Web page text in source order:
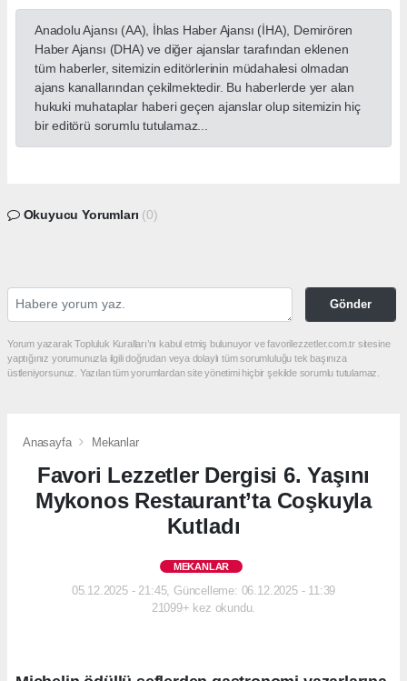
Anadolu Ajansı (AA), İhlas Haber Ajansı (İHA), Demirören
Haber Ajansı (DHA) ve diğer ajanslar tarafından eklenen
tüm haberler, sitemizin editörlerinin müdahalesi olmadan
ajans kanallarından çekilmektedir. Bu haberlerde yer alan
hukuki muhataplar haberi geçen ajanslar olup sitemizin hiç
bir editörü sorumlu tutulamaz...
Okuyucu Yorumları (0)
Gönder
Yorum yazarak Topluluk Kuralları’nı kabul etmiş bulunuyor ve favorilezzetler.com.tr sitesine
yaptığınız yorumunuzla ilgili doğrudan veya dolaylı tüm sorumluluğu tek başınıza
üstleniyorsunuz. Yazılan tüm yorumlardan site yönetimi hiçbir şekilde sorumlu tutulamaz.
Anasayfa Mekanlar
Favori Lezzetler Dergisi 6. Yaşını
Mykonos Restaurant’ta Coşkuyla
Kutladı
MEKANLAR
05.12.2025 - 21:45, Güncelleme: 06.12.2025 - 11:39
21099+ kez okundu.